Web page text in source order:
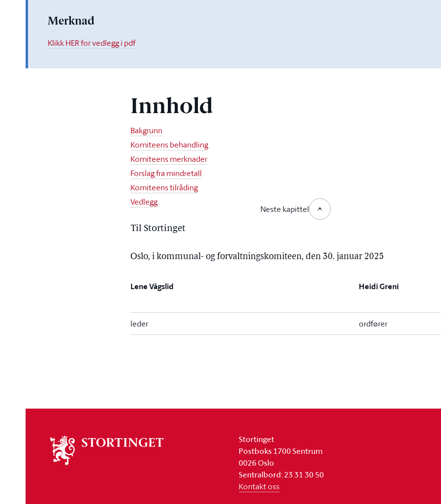
Merknad
Klikk HER for vedlegg i pdf
Innhold
Bakgrunn
Komiteens behandling
Komiteens merknader
Forslag fra mindretall
Komiteens tilråding
Vedlegg
Neste kapittel
Til Stortinget
Oslo, i kommunal- og forvaltningskomiteen, den 30. januar 2025
Lene Vågslid Heidi Greni
leder ordfører
stortinget
Stortinget
Postboks 1700 Sentrum
0026 Oslo
Sentralbord: 23 31 30 50
Kontakt oss